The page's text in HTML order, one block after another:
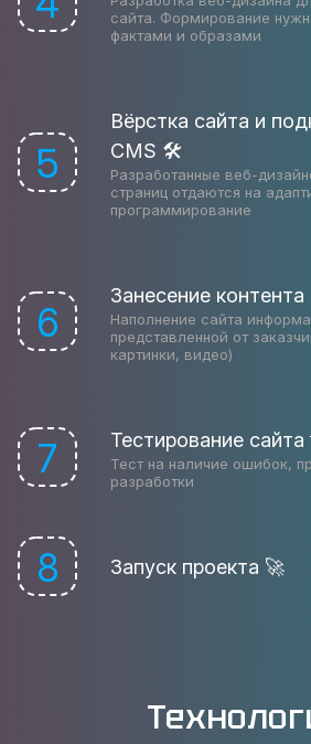
сайта. Формирование
фактами и образами
5
Вёрстка сайта и
CMS 🛠
Разработанные веб-
страниц отдаются на
программирование
6
Занесение
Наполнение сайта
представленной от
картинки, видео)
7 Тестирование сайта
Тест на наличие ошибок,
разработки
8 Запуск проекта 🚀